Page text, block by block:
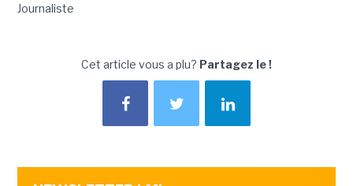
Journaliste
Cet article vous a plu? Partagez le !